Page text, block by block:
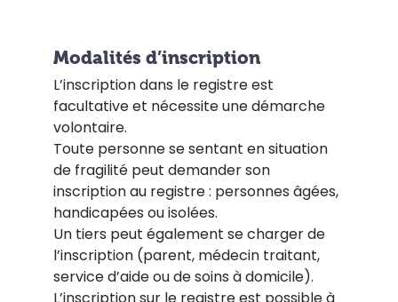
Modalités d’inscription
L’inscription dans le registre est
facultative et nécessite une démarche
volontaire.
Toute personne se sentant en situation
de fragilité peut demander son
inscription au registre : personnes âgées,
handicapées ou isolées.
Un tiers peut également se charger de
l’inscription (parent, médecin traitant,
service d’aide ou de soins à domicile).
L’inscription sur le registre est possible à